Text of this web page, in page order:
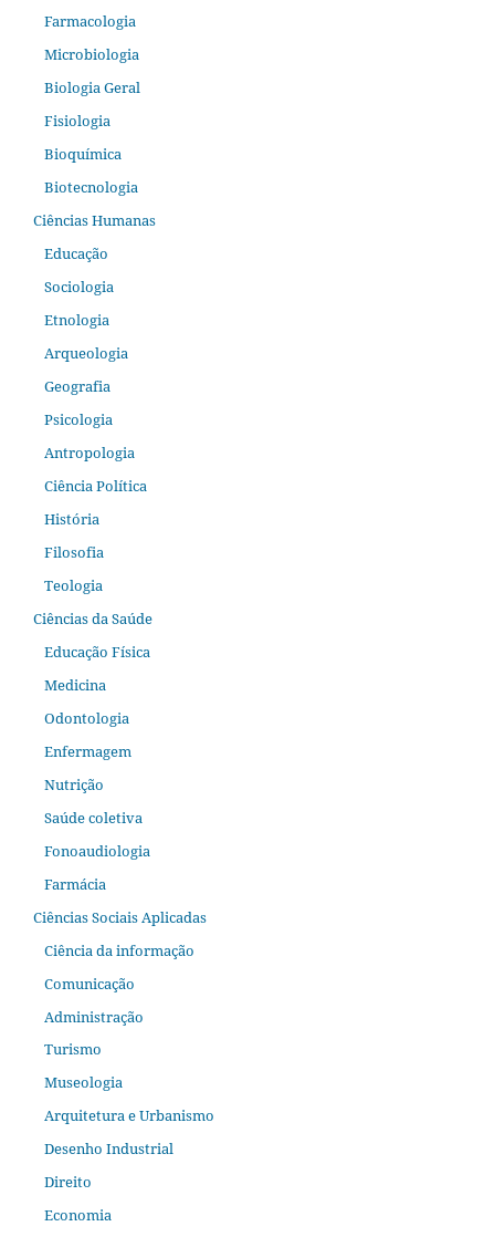
Farmacologia
Microbiologia
Biologia Geral
Fisiologia
Bioquímica
Biotecnologia
Ciências Humanas
Educação
Sociologia
Etnologia
Arqueologia
Geografia
Psicologia
Antropologia
Ciência Política
História
Filosofia
Teologia
Ciências da Saúde
Educação Física
Medicina
Odontologia
Enfermagem
Nutrição
Saúde coletiva
Fonoaudiologia
Farmácia
Ciências Sociais Aplicadas
Ciência da informação
Comunicação
Administração
Turismo
Museologia
Arquitetura e Urbanismo
Desenho Industrial
Direito
Economia